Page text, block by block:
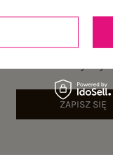
ZAPISZ SIĘ